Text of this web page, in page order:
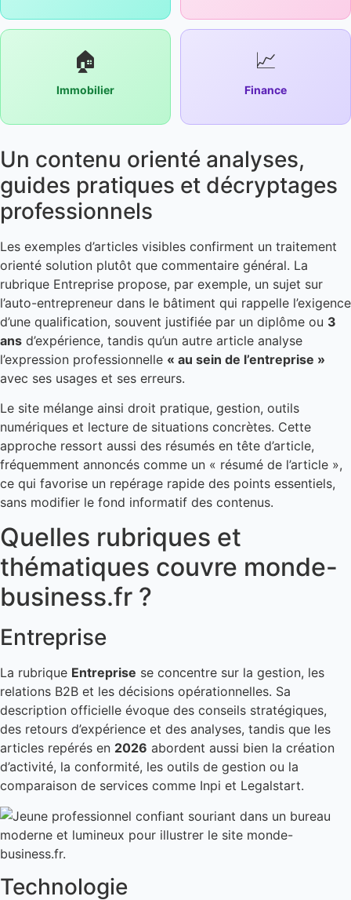
🏠
Immobilier
📈
Finance
Un contenu orienté analyses,
guides pratiques et décryptages
professionnels
Les exemples d’articles visibles confirment un traitement
orienté solution plutôt que commentaire général. La
rubrique Entreprise propose, par exemple, un sujet sur
l’auto-entrepreneur dans le bâtiment qui rappelle l’exigence
d’une qualification, souvent justifiée par un diplôme ou 3
ans d’expérience, tandis qu’un autre article analyse
l’expression professionnelle « au sein de l’entreprise »
avec ses usages et ses erreurs.
Le site mélange ainsi droit pratique, gestion, outils
numériques et lecture de situations concrètes. Cette
approche ressort aussi des résumés en tête d’article,
fréquemment annoncés comme un « résumé de l’article »,
ce qui favorise un repérage rapide des points essentiels,
sans modifier le fond informatif des contenus.
Quelles rubriques et
thématiques couvre monde-
business.fr ?
Entreprise
La rubrique Entreprise se concentre sur la gestion, les
relations B2B et les décisions opérationnelles. Sa
description officielle évoque des conseils stratégiques,
des retours d’expérience et des analyses, tandis que les
articles repérés en 2026 abordent aussi bien la création
d’activité, la conformité, les outils de gestion ou la
comparaison de services comme Inpi et Legalstart.
Technologie